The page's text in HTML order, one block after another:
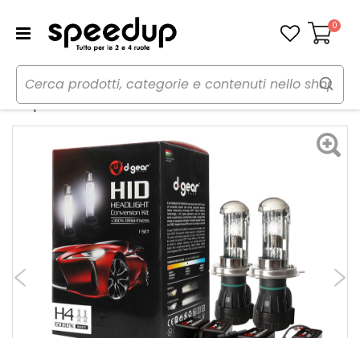
Carrello
0
Home Auto Illuminazione
Hid Xenon - Kit
Lampadine H4 H4 Bixenon - HID Canbus Xenon Kit - D-GEAR